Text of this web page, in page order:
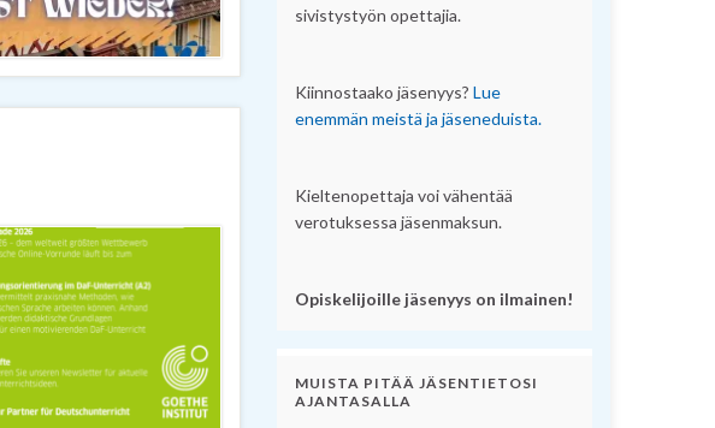
sivistystyön opettajia.
Kiinnostaako jäsenyys? Lue
enemmän meistä ja jäseneduista.
Kieltenopettaja voi vähentää
verotuksessa jäsenmaksun.
Opiskelijoille jäsenyys on ilmainen!
MUISTA PITÄÄ JÄSENTIETOSI
AJANTASALLA